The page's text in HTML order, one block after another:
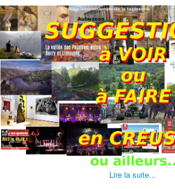
Lire la suite...